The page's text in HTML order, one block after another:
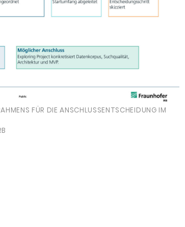
FÜR DIE ANSCHLUSSENTSCHEIDUNG IM